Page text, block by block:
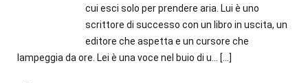
cui esci solo per prendere aria. Lui è uno
scrittore di successo con un libro in uscita, un
editore che aspetta e un cursore che
lampeggia da ore. Lei è una voce nel buio di u...
[…]